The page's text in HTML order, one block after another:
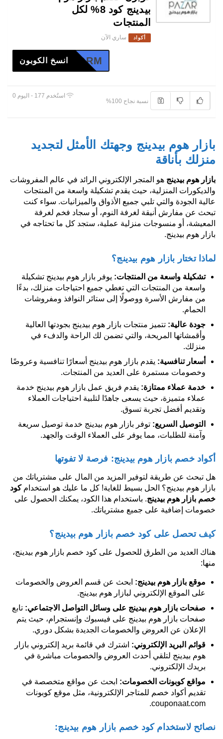
بيدينج كود 8% لكل
المنتجات
أكواد ساري الآن
HETQRMانسخ الكوبون
استُخدم 177 - اليوم 0
نسبة نجاح 100%
بازار هوم بيدينج وجهتك الأمثل لتجديد
منزلك بأناقة
بازار هوم بيدينج هو المتجر الإلكتروني الرائد في عالم المفروشات
والديكورات المنزلية، حيث يقدم تشكيلة واسعة من المنتجات
عالية الجودة والتي تلبي جميع الأذواق والميزانيات. سواء كنت
تبحث عن مفارش أنيقة لغرفة النوم، أو سجاد فخم لغرفة
المعيشة، أو منسوجات منزلية عملية، ستجد كل ما تحتاجه في
بازار هوم بيدينج.
لماذا تختار بازار هوم بيدينج؟
تشكيلة واسعة من المنتجات: يوفر بازار هوم بيدينج تشكيلة
واسعة من المنتجات التي تغطي جميع احتياجات منزلك، بدءًا
من مفارش الأسرة ووصولًا إلى ستائر النوافذ ومفروشات
الحمام.
جودة عالية: تتميز منتجات بازار هوم بيدينج بجودتها العالية
وأقمشاتها المريحة، والتي تضمن لك الراحة والدفء في
منزلك.
أسعار تنافسية: يقدم بازار هوم بيدينج أسعارًا تنافسية وعروضًا
وخصومات مستمرة على العديد من المنتجات.
خدمة عملاء ممتازة: يقدم فريق عمل بازار هوم بيدينج خدمة
عملاء متميزة، حيث يسعى جاهدًا لتلبية احتياجات العملاء
وتقديم أفضل تجربة تسوق.
التوصيل السريع: توفر بازار هوم بيدينج خدمة توصيل سريعة
وآمنة للطلبات، مما يوفر على العملاء الوقت والجهد.
أكواد خصم بازار هوم بيدينج: فرصة لا تفوتها
هل تبحث عن طريقة لتوفير المزيد من المال على مشترياتك من
بازار هوم بيدينج؟ الحل بسيط للغاية! كل ما عليك هو استخدامكود
خصم بازار هوم بيدينج. باستخدام هذا الكود، يمكنك الحصول على
خصومات إضافية على جميع مشترياتك.
كيف تحصل على كود خصم بازار هوم بيدينج؟
هناك العديد من الطرق للحصول على كود خصم بازار هوم بيدينج،
منها:
موقع بازار هوم بيدينج: ابحث عن قسم العروض والخصومات
على الموقع الإلكتروني لبازار هوم بيدينج.
صفحات بازار هوم بيدينج على وسائل التواصل الاجتماعي: تابع
صفحات بازار هوم بيدينج على فيسبوك وإنستجرام، حيث يتم
الإعلان عن العروض والخصومات الجديدة بشكل دوري.
قوائم البريد الإلكتروني: اشترك في قائمة بريد إلكتروني بازار
هوم بيدينج لتلقي أحدث العروض والخصومات مباشرة في
بريدك الإلكتروني.
مواقع كوبونات الخصومات: ابحث عن مواقع متخصصة في
تقديم أكواد خصم للمتاجر الإلكترونية، مثل موقع كوبونات
couponaat.com.
نصائح لاستخدام كود خصم بازار هوم بيدينج: